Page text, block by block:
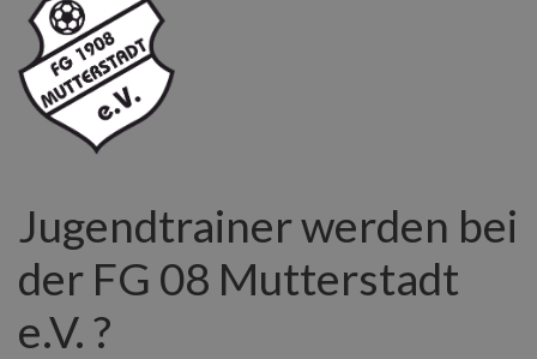
Jugendtrainer werden bei
der FG 08 Mutterstadt
e.V. ?